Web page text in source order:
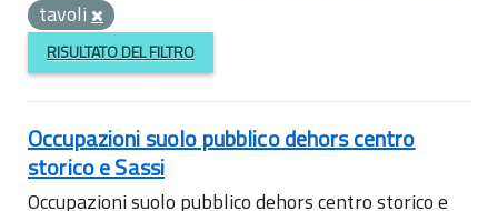
tavoli
RISULTATO DEL FILTRO
Occupazioni suolo pubblico dehors centro
storico e Sassi
Occupazioni suolo pubblico dehors centro storico e